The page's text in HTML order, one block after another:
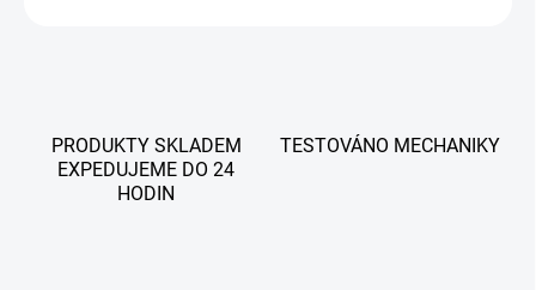
PRODUKTY SKLADEM
EXPEDUJEME DO 24
HODIN
TESTOVÁNO MECHANIKY